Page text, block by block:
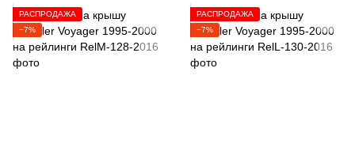
РАСПРОДАЖА
−7%
РАСПРОДАЖА
−7%